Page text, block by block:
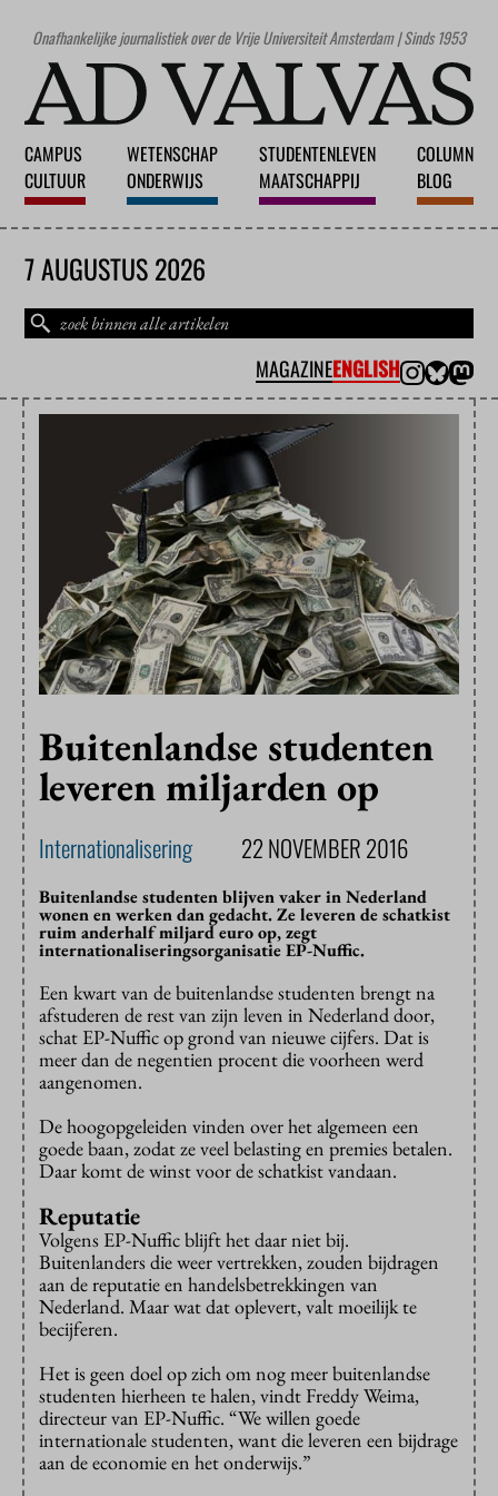
Onafhankelijke journalistiek over de Vrije Universiteit Amsterdam | Sinds 1953
CAMPUS
CULTUUR
WETENSCHAP
ONDERWIJS
STUDENTENLEVEN
MAATSCHAPPIJ
COLUMN
BLOG
7 AUGUSTUS 2026
MAGAZINEENGLISH
Buitenlandse studenten
leveren miljarden op
Internationalisering 22 NOVEMBER 2016
Buitenlandse studenten blijven vaker in Nederland
wonen en werken dan gedacht. Ze leveren de schatkist
ruim anderhalf miljard euro op, zegt
internationaliseringsorganisatie EP-Nuffic.
Een kwart van de buitenlandse studenten brengt na
afstuderen de rest van zijn leven in Nederland door,
schat EP-Nuffic op grond van nieuwe cijfers. Dat is
meer dan de negentien procent die voorheen werd
aangenomen.
De hoogopgeleiden vinden over het algemeen een
goede baan, zodat ze veel belasting en premies betalen.
Daar komt de winst voor de schatkist vandaan.
Reputatie
Volgens EP-Nuffic blijft het daar niet bij.
Buitenlanders die weer vertrekken, zouden bijdragen
aan de reputatie en handelsbetrekkingen van
Nederland. Maar wat dat oplevert, valt moeilijk te
becijferen.
Het is geen doel op zich om nog meer buitenlandse
studenten hierheen te halen, vindt Freddy Weima,
directeur van EP-Nuffic. “We willen goede
internationale studenten, want die leveren een bijdrage
aan de economie en het onderwijs.”